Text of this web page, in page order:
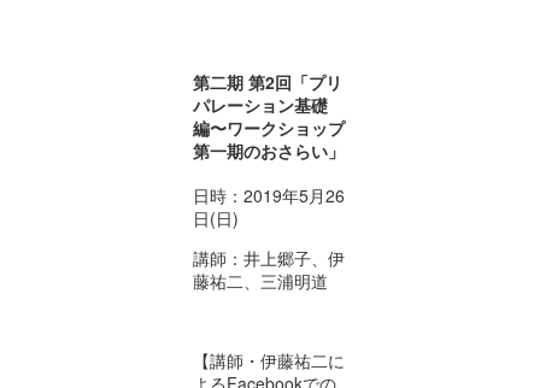
第二期 第2回「プリ
パレーション基礎
編〜ワークショップ
第一期のおさらい 」
日時：2019年5月26
日(日)
講師：井上郷子、伊
藤祐二、三浦明道
【講師・伊藤祐二に